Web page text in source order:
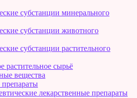
субстанции минерального
субстанции животного
субстанции растительного
растительное сырьё
вещества
лекарственные препараты